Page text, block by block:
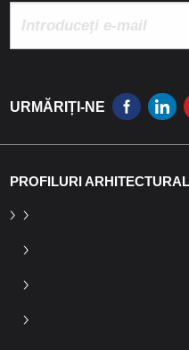
URMĂRIȚI-NE
PROFILURI